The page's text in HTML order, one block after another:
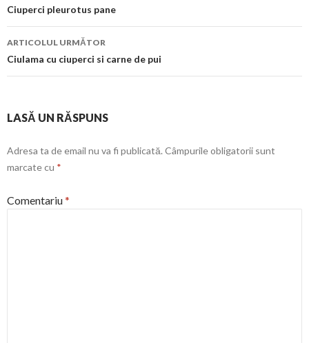
în
articol
Ciuperci pleurotus pane
ARTICOLUL URMĂTOR
Ciulama cu ciuperci si carne de pui
LASĂ UN RĂSPUNS
Adresa ta de email nu va fi publicată. Câmpurile obligatorii sunt
marcate cu *
Comentariu*